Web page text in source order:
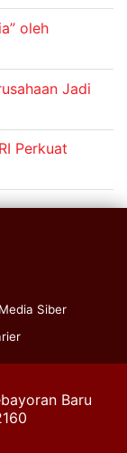
oleh
Jadi
Perkuat
Siber
Baru